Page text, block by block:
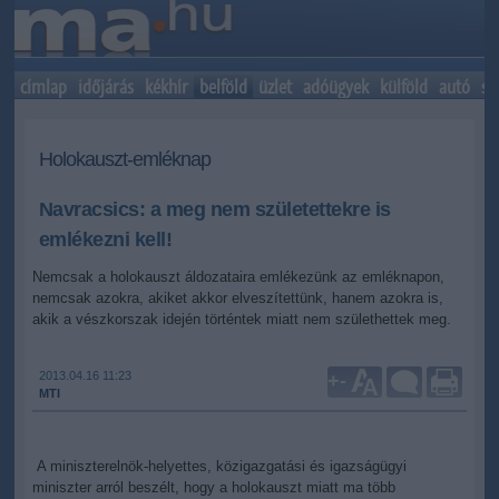
címlap időjárás kékhír belföld üzlet adóügyek külföld autó
Holokauszt-emléknap
Navracsics: a meg nem születettekre is
emlékezni kell!
Nemcsak a holokauszt áldozataira emlékezünk az emléknapon,
nemcsak azokra, akiket akkor elveszítettünk, hanem azokra is,
akik a vészkorszak idején történtek miatt nem születhettek meg.
2013.04.16 11:23
MTI
+-
A miniszterelnök-helyettes, közigazgatási és igazságügyi
miniszter arról beszélt, hogy a holokauszt miatt ma több